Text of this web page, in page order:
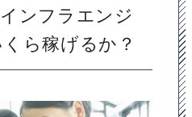
ンフラエンジ
ら稼げるか？